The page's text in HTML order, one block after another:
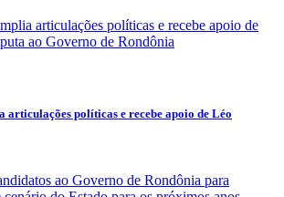
articulações políticas e recebe apoio de Léo